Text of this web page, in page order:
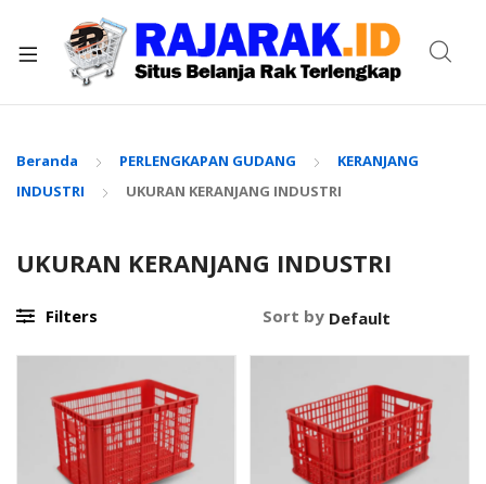
Beranda PERLENGKAPAN GUDANG
KERANJANG
INDUSTRI
UKURAN KERANJANG INDUSTRI
UKURAN KERANJANG INDUSTRI
Filters Sort by